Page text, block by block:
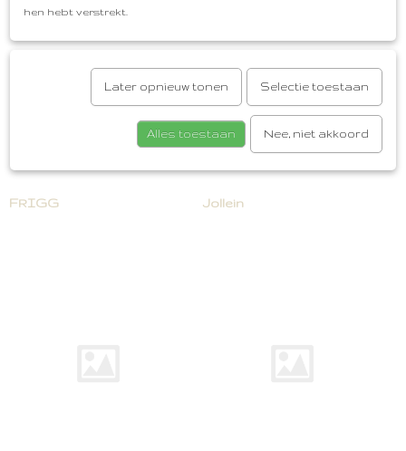
FRIGG Jollein
hen hebt verstrekt.
Later opnieuw tonen Selectie toestaan
Alles toestaan Nee, niet akkoord